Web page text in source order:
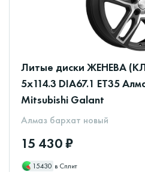
Литые диски ЖЕНЕВА
5x114.3 DIA67.1 ET35
Mitsubishi Galant
Алмаз бархат новый
15 430 ₽
15430 в Сплит